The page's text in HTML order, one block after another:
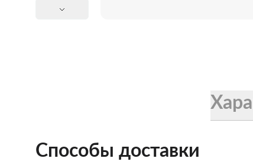
Способы доставки